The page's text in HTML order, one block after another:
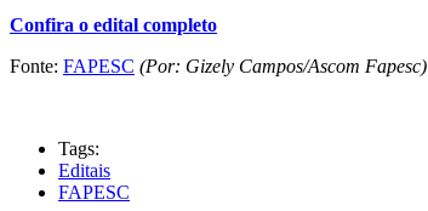
Confira o edital completo
Fonte: FAPESC (Por: Gizely Campos/Ascom Fapesc)
Tags:
Editais
FAPESC